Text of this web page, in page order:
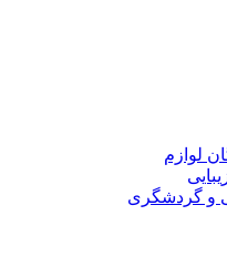
لوازم
و گردشگری